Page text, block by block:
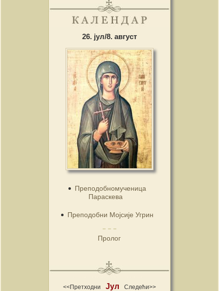
26. јул/8. август
Преподобномученица
Параскева
Преподобни Мојсије Угрин
Пролог
<<Претходни Јул Следећи>>